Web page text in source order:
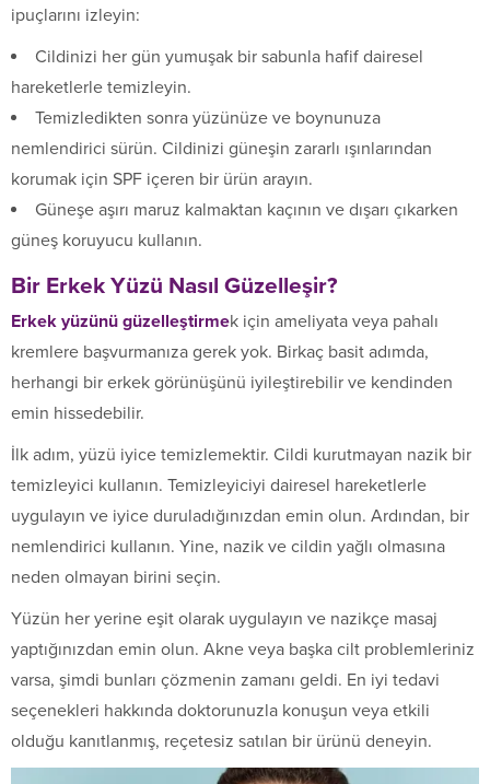
ipuçlarını izleyin:
Cildinizi her gün yumuşak bir sabunla hafif dairesel
hareketlerle temizleyin.
Temizledikten sonra yüzünüze ve boynunuza
nemlendirici sürün. Cildinizi güneşin zararlı ışınlarından
korumak için SPF içeren bir ürün arayın.
Güneşe aşırı maruz kalmaktan kaçının ve dışarı çıkarken
güneş koruyucu kullanın.
Bir Erkek Yüzü Nasıl Güzelleşir?
Erkek yüzünü güzelleştirmek için ameliyata veya pahalı
kremlere başvurmanıza gerek yok. Birkaç basit adımda,
herhangi bir erkek görünüşünü iyileştirebilir ve kendinden
emin hissedebilir.
İlk adım, yüzü iyice temizlemektir. Cildi kurutmayan nazik bir
temizleyici kullanın. Temizleyiciyi dairesel hareketlerle
uygulayın ve iyice duruladığınızdan emin olun. Ardından, bir
nemlendirici kullanın. Yine, nazik ve cildin yağlı olmasına
neden olmayan birini seçin.
Yüzün her yerine eşit olarak uygulayın ve nazikçe masaj
yaptığınızdan emin olun. Akne veya başka cilt problemleriniz
varsa, şimdi bunları çözmenin zamanı geldi. En iyi tedavi
seçenekleri hakkında doktorunuzla konuşun veya etkili
olduğu kanıtlanmış, reçetesiz satılan bir ürünü deneyin.